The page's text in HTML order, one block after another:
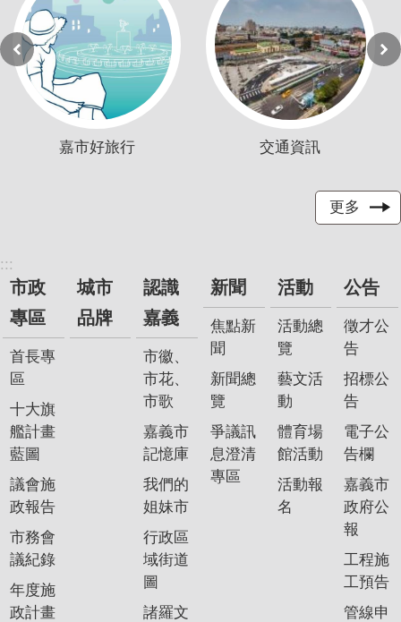
嘉市好旅行 交通資訊
更多
:::
市政
專區
首長專
區
十大旗
艦計畫
藍圖
議會施
政報告
市務會
議紀錄
年度施
政計畫
城市
品牌
認識
嘉義
市徽、
市花、
市歌
嘉義市
記憶庫
我們的
姐妹市
行政區
域街道
圖
諸羅文
新聞
焦點新
聞
新聞總
覽
爭議訊
息澄清
專區
活動
活動總
覽
藝文活
動
體育場
館活動
活動報
名
公告
徵才公
告
招標公
告
電子公
告欄
嘉義市
政府公
報
工程施
工預告
管線申